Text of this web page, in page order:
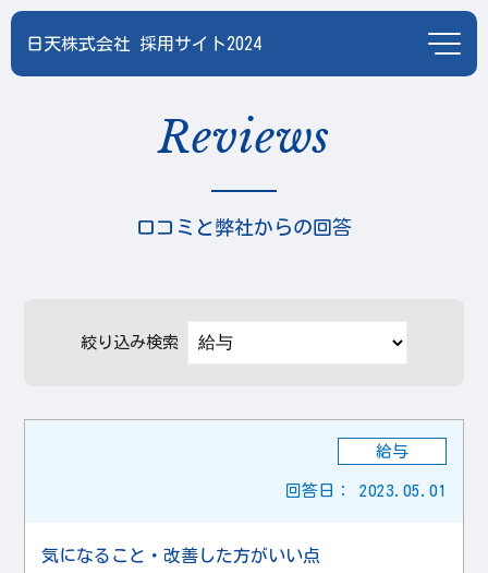
日天株式会社 採用サイト2024
Reviews
口コミと弊社からの回答
絞り込み検索
給与
回答日： 2023.05.01
気になること・改善した方がいい点